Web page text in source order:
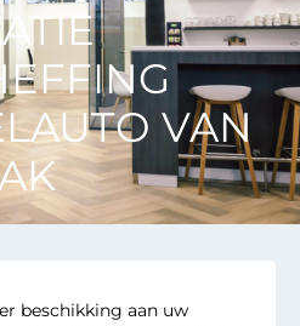
VAN
beschikking aan uw